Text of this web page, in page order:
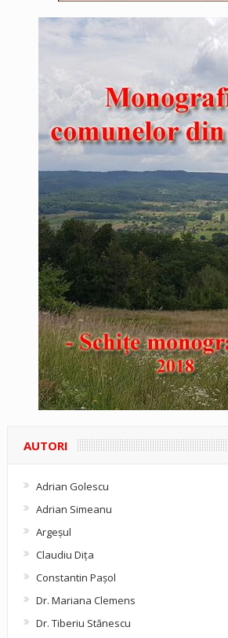
AUTORI
Adrian Golescu
Adrian Simeanu
Argeşul
Claudiu Diţa
Constantin Pașol
Dr. Mariana Clemens
Dr. Tiberiu Stănescu